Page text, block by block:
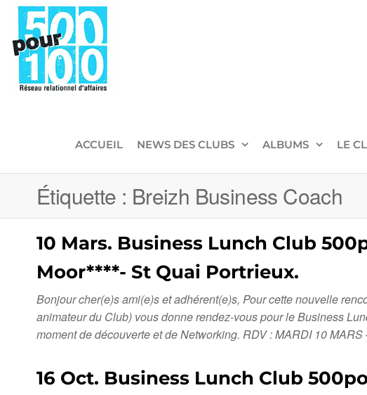
ACCUEIL NEWS DES CLUBS ALBUMS LE
Étiquette : Breizh Business Coach
10 Mars. Business Lunch Club
Moor****- St Quai Portrieux.
Bonjour cher(e)s ami(e)s et adhérent(e)s, Pour cette nouvelle
animateur du Club) vous donne rendez-vous pour le Business
moment de découverte et de Networking. RDV : MARDI 10
16 Oct. Business Lunch Club